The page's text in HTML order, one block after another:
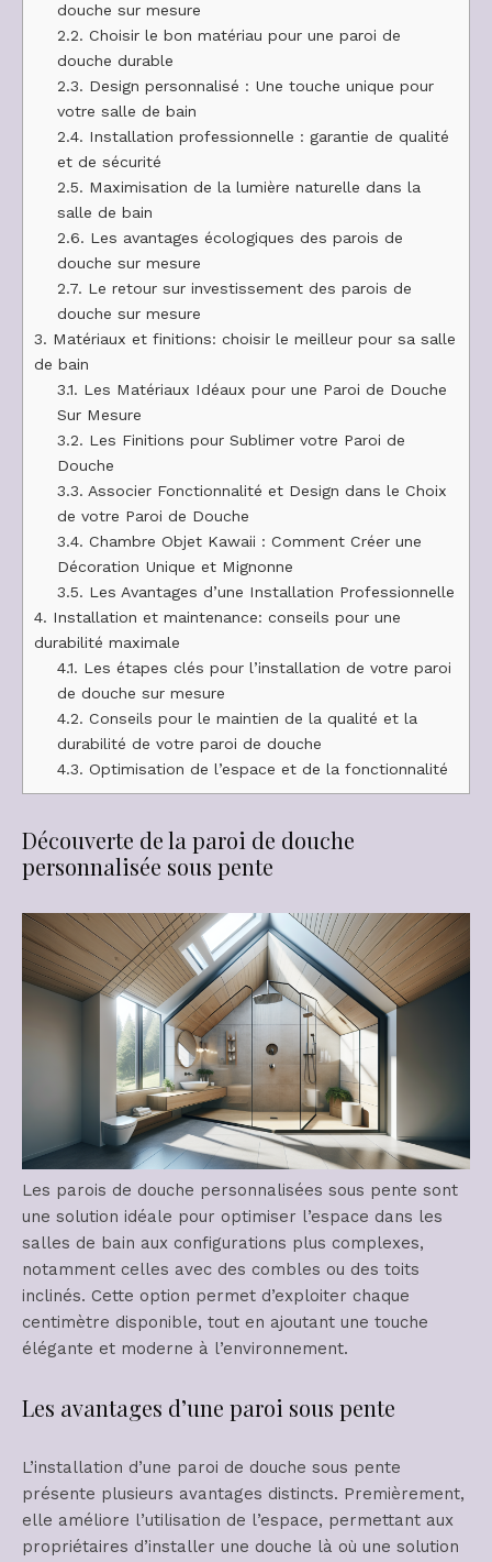
douche sur mesure
2.2. Choisir le bon matériau pour une paroi de
douche durable
2.3. Design personnalisé : Une touche unique pour
votre salle de bain
2.4. Installation professionnelle : garantie de qualité
et de sécurité
2.5. Maximisation de la lumière naturelle dans la
salle de bain
2.6. Les avantages écologiques des parois de
douche sur mesure
2.7. Le retour sur investissement des parois de
douche sur mesure
3. Matériaux et finitions: choisir le meilleur pour sa salle
de bain
3.1. Les Matériaux Idéaux pour une Paroi de Douche
Sur Mesure
3.2. Les Finitions pour Sublimer votre Paroi de
Douche
3.3. Associer Fonctionnalité et Design dans le Choix
de votre Paroi de Douche
3.4. Chambre Objet Kawaii : Comment Créer une
Décoration Unique et Mignonne
3.5. Les Avantages d’une Installation Professionnelle
4. Installation et maintenance: conseils pour une
durabilité maximale
4.1. Les étapes clés pour l’installation de votre paroi
de douche sur mesure
4.2. Conseils pour le maintien de la qualité et la
durabilité de votre paroi de douche
4.3. Optimisation de l’espace et de la fonctionnalité
Découverte de la paroi de douche
personnalisée sous pente
Les parois de douche personnalisées sous pente sont
une solution idéale pour optimiser l’espace dans les
salles de bain aux configurations plus complexes,
notamment celles avec des combles ou des toits
inclinés. Cette option permet d’exploiter chaque
centimètre disponible, tout en ajoutant une touche
élégante et moderne à l’environnement.
Les avantages d’une paroi sous pente
L’installation d’une paroi de douche sous pente
présente plusieurs avantages distincts. Premièrement,
elle améliore l’utilisation de l’espace, permettant aux
propriétaires d’installer une douche là où une solution